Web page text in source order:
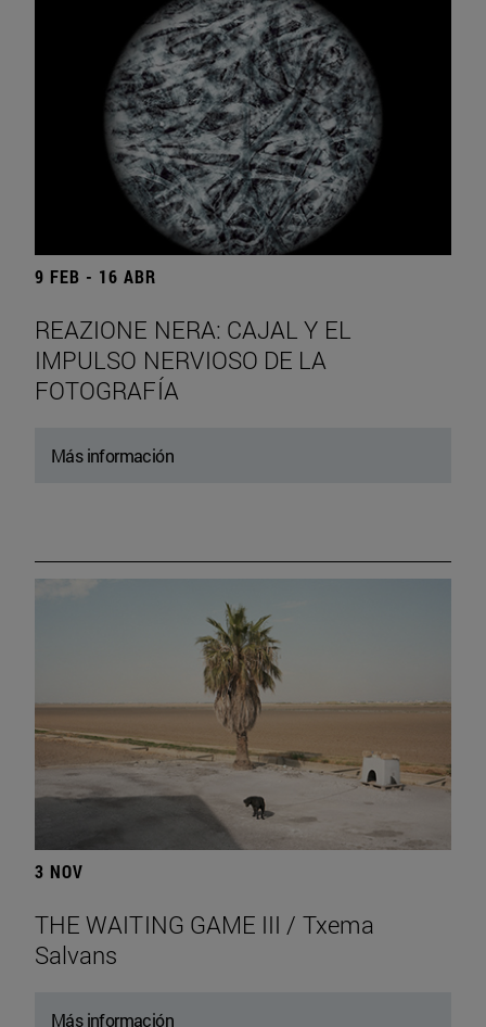
9 FEB - 16 ABR
REAZIONE NERA: CAJAL Y EL
IMPULSO NERVIOSO DE LA
FOTOGRAFÍA
Más información
3 NOV
THE WAITING GAME III / Txema
Salvans
Más información